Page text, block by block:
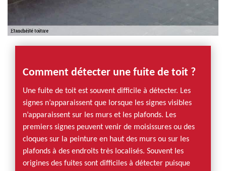
Comment détecter une fuite de toit ?
Une fuite de toit est souvent difficile à détecter. Les
signes n’apparaissent que lorsque les signes visibles
n’apparaissent sur les murs et les plafonds. Les
premiers signes peuvent venir de moisissures ou des
cloques sur la peinture en haut des murs ou sur les
plafonds à des endroits très localisés. Souvent les
origines des fuites sont difficiles à détecter puisque